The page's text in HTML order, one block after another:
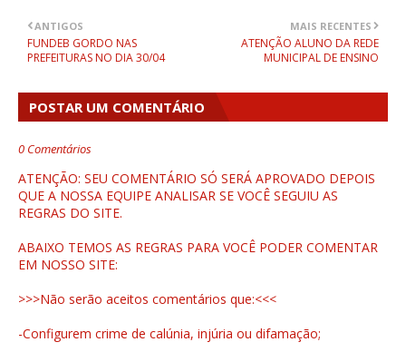
MAIS RECENTES
ATENÇÃO ALUNO DA REDE
MUNICIPAL DE ENSINO
ANTIGOS
FUNDEB GORDO NAS
PREFEITURAS NO DIA 30/04
POSTAR UM COMENTÁRIO
0 Comentários
ATENÇÃO: SEU COMENTÁRIO SÓ SERÁ APROVADO DEPOIS
QUE A NOSSA EQUIPE ANALISAR SE VOCÊ SEGUIU AS
REGRAS DO SITE.
ABAIXO TEMOS AS REGRAS PARA VOCÊ PODER COMENTAR
EM NOSSO SITE:
>>>Não serão aceitos comentários que:<<<
-Configurem crime de calúnia, injúria ou difamação;